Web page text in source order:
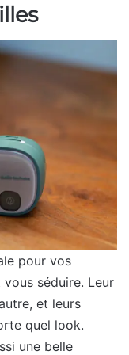
pour vos
séduire. Leur
et leurs
quel look.
une belle